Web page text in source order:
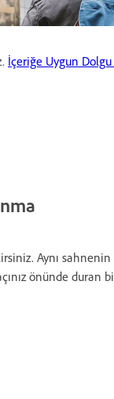
İçeriğe Uygun
Aynı
önünde duran